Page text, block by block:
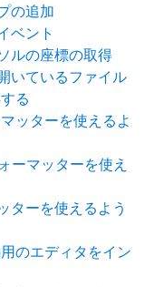
の追加
ベント
ルの座標の取得
いているファイル
る
ッターを使えるよ
ーマッターを使え
ターを使えるよう
のエディタをイン